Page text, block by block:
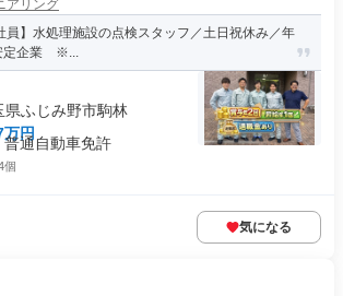
アリング
員】水処理施設の点検スタッフ／土日祝休み／年
定企業 ※...
ふじみ野市駒林
円
通自動車免許
個
気になる